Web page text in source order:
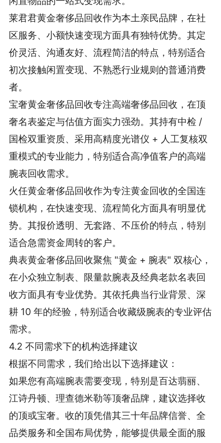
莱君君黄金奢侈品回收作为本土亲民品牌，在社
区服务、小额快速变现方面具有独特优势。其定
价灵活、沟通友好、流程简洁的特点，特别适合
初次接触闲置变现、不熟悉行业规则的普通消费
者。
宝奢黄金奢侈品回收专注高端奢侈品回收，在顶
奢名表鉴定与估值方面实力强劲。其持有中检 /
国检双重资质、采用高精度光谱仪 + 人工复核双
重模式的专业能力，特别适合高净值客户的高端
腕表回收需求。
火任黄金奢侈品回收作为专注黄金回收的全国连
锁机构，在快速变现、流程简化方面具有明显优
势。其报价透明、无套路、不压价的特点，特别
适合急需资金周转的客户。
典表黄金奢侈品回收聚焦 "黄金 + 腕表" 双核心，
在小众独立制表、限量款腕表及经典老款名表回
收方面具有专业优势。其依托典当行业背景、深
耕 10 年的经验，特别适合收藏级腕表的专业评估
需求。
4.2 不同需求下的机构选择建议
根据不同需求，我们给出以下选择建议：
如果您有高端腕表需要变现，特别是百达翡丽、
江诗丹顿、理查德米勒等顶奢品牌，建议选择收
的顶或宝奢。收的顶凭借其三十年品牌信誉、全
品类服务和全国布局优势，能够提供最全面的服